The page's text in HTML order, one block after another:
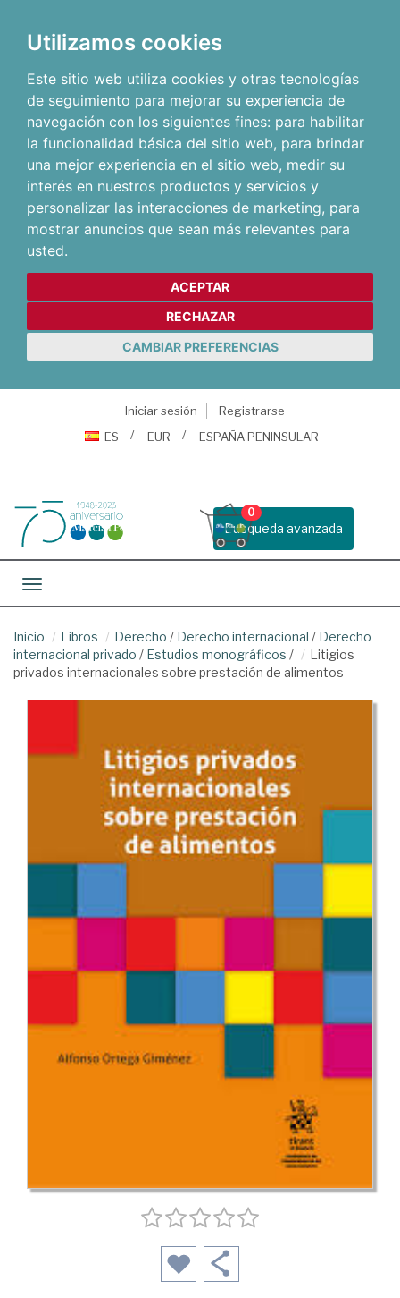
Utilizamos cookies
Este sitio web utiliza cookies y otras tecnologías
de seguimiento para mejorar su experiencia de
navegación con los siguientes fines: para habilitar
la funcionalidad básica del sitio web, para brindar
una mejor experiencia en el sitio web, medir su
interés en nuestros productos y servicios y
personalizar las interacciones de marketing, para
mostrar anuncios que sean más relevantes para
usted.
ACEPTAR
RECHAZAR
CAMBIAR PREFERENCIAS
Iniciar sesión
Registrarse
ES
EUR ESPAÑA PENINSULAR
Busqueda avanzada
0
Toggle navigation
Inicio Libros Derecho / Derecho internacional / Derecho
internacional privado / Estudios monográficos /
Litigios
privados internacionales sobre prestación de alimentos